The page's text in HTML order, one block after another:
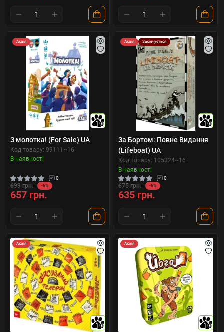
Акція
10
З молотка! (For Sale) UA
Код товару: 99111~16
В наявності
0
699 грн. -6%
657 грн.
Акція Закінчується
10
За Бортом: Повне Видання
(Lifeboat) UA
Код товару: 105324~16
В наявності
0
675 грн. -6%
635 грн.
Акція
10
Акція
10